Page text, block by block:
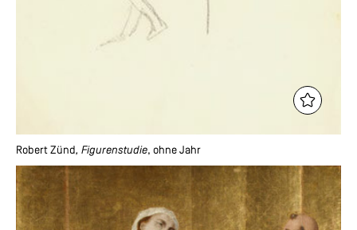
Robert Zünd, Figurenstudie, ohne Jahr